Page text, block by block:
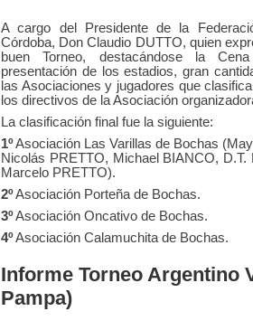
A cargo del Presidente de la
Córdoba, Don Claudio DUTTO, quien
buen Torneo, destacándose la
presentación de los estadios, gran
las Asociaciones y jugadores que
los directivos de la Asociación
La clasificación final fue la siguiente:
1ºAsociación Las Varillas de Bochas
Nicolás PRETTO, Michael BIANCO,
Marcelo PRETTO).
2ºAsociación Porteña de Bochas.
3ºAsociación Oncativo de Bochas.
4ºAsociación Calamuchita de Bochas.
Informe Torneo Argentino
Pampa)